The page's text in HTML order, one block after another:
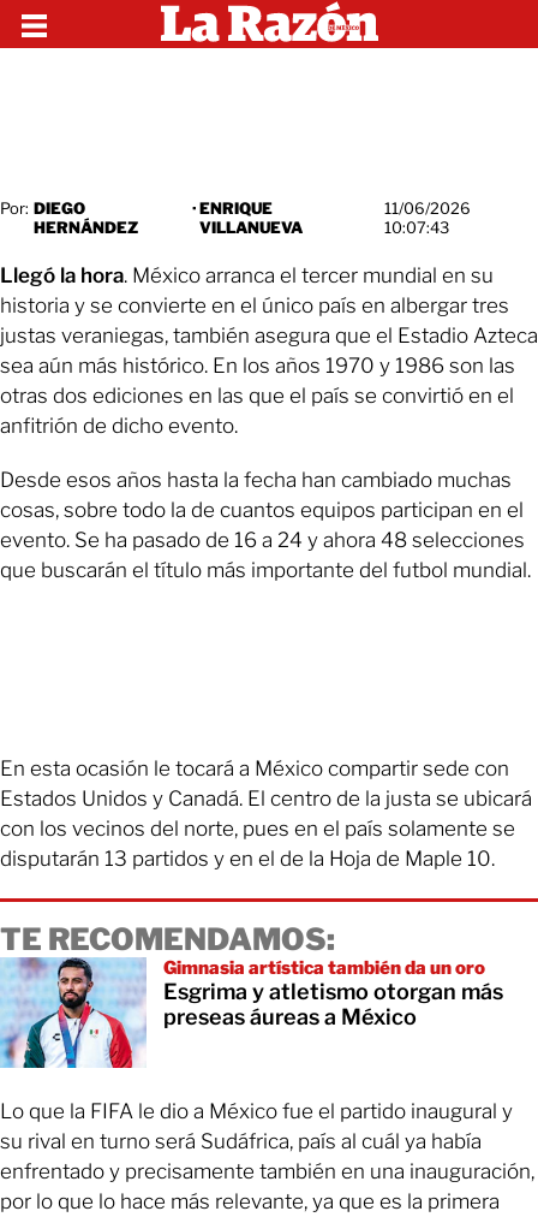
Por: DIEGO
HERNÁNDEZ
·ENRIQUE
VILLANUEVA
11/06/2026
10:07:43
Llegó la hora. México arranca el tercer mundial en su
historia y se convierte en el único país en albergar tres
justas veraniegas, también asegura que el Estadio Azteca
sea aún más histórico. En los años 1970 y 1986 son las
otras dos ediciones en las que el país se convirtió en el
anfitrión de dicho evento.
Desde esos años hasta la fecha han cambiado muchas
cosas, sobre todo la de cuantos equipos participan en el
evento. Se ha pasado de 16 a 24 y ahora 48 selecciones
que buscarán el título más importante del futbol mundial.
En esta ocasión le tocará a México compartir sede con
Estados Unidos y Canadá. El centro de la justa se ubicará
con los vecinos del norte, pues en el país solamente se
disputarán 13 partidos y en el de la Hoja de Maple 10.
TE RECOMENDAMOS:
Gimnasia artística también da un oro
Esgrima y atletismo otorgan más
preseas áureas a México
Lo que la FIFA le dio a México fue el partido inaugural y
su rival en turno será Sudáfrica, país al cuál ya había
enfrentado y precisamente también en una inauguración,
por lo que lo hace más relevante, ya que es la primera